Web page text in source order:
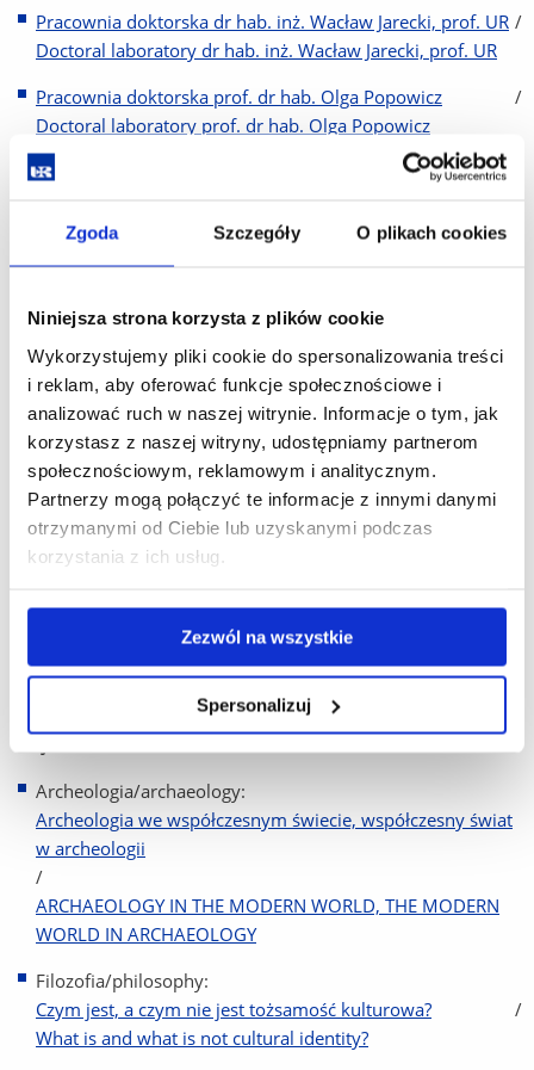
Zgoda Szczegóły O plikach cookies
Niniejsza strona korzysta z plików cookie
Wykorzystujemy pliki cookie do spersonalizowania treści
i reklam, aby oferować funkcje społecznościowe i
analizować ruch w naszej witrynie. Informacje o tym, jak
korzystasz z naszej witryny, udostępniamy partnerom
społecznościowym, reklamowym i analitycznym.
Partnerzy mogą połączyć te informacje z innymi danymi
otrzymanymi od Ciebie lub uzyskanymi podczas
korzystania z ich usług.
Zezwól na wszystkie
Spersonalizuj
Pracownia doktorska dr hab. inż. Wacław Jarecki, prof. UR /
Doctoral laboratory dr hab. inż. Wacław Jarecki, prof. UR
Pracownia doktorska prof. dr hab. Olga Popowicz /
Doctoral laboratory prof. dr hab. Olga Popowicz
Pracownia doktorska dr hab. Mirosław Dymon, prof. UR/
Pracownia doktorska dr hab. Grzegorz Frydryk, prof. UR/
Pracownia doktorska dr hab. Dorota Sankowska, prof. UR
Doctoral laboratory dr hab. Dorota Sankowska, prof. UR
Pracownia doktorska dr hab. Małgorzata Drozd-Witek,
prof. UR / Doctoral laboratory dr hab. Małgorzata Drozd-
Witek, prof. UR
Pracownia doktorska prof. dr hab. Jadwiga Sawicka/
Doctoral laboratory prof. dr hab. Jadwiga Sawicka
Bartosz
Doctoral laboratory prof. dr hab. Izabela Sadowska-Bartosz
Przedmioty fakultatywne specjalistyczne / Optional specialist
Archeologia/archaeology:
Archeologia we współczesnym świecie, współczesny świat
w archeologii
/
ARCHAEOLOGY IN THE MODERN WORLD, THE MODERN
WORLD IN ARCHAEOLOGY
Filozofia/philosophy:
Czym jest, a czym nie jest tożsamość kulturowa? /
What is and what is not cultural identity?